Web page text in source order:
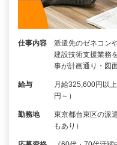
仕事内容
派遣先のゼネコン
建設技術支援業務
事が計画通り・図
給与
月給325,600円以
円～）
勤務地
東京都台東区の派
もあり）